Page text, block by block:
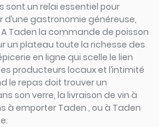
sont un relai essentiel pour
gastronomie généreuse,
Taden la commande de poisson
un plateau toute la richesse des
en ligne qui scelle le lien
producteurs locaux et l’intimité
le repas doit trouver un
son verre, la livraison de vin à
à emporter Taden , ou à Taden